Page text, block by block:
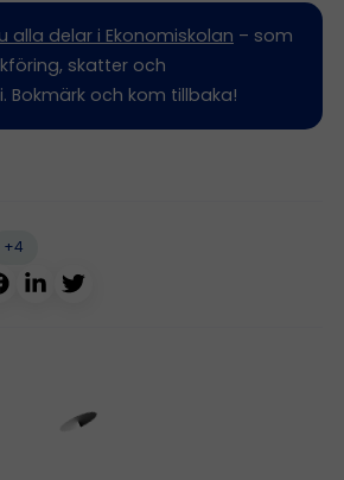
alla delar i Ekonomiskolan – som
skatter och
Bokmärk och kom tillbaka!
+4